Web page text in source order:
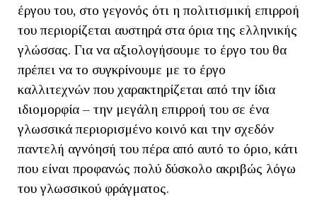
έργου του, στο γεγονός ότι η πολιτισμική επιρροή
του περιορίζεται αυστηρά στα όρια της ελληνικής
γλώσσας. Για να αξιολογήσουμε το έργο του θα
πρέπει να το συγκρίνουμε με το έργο
καλλιτεχνών που χαρακτηρίζεται από την ίδια
ιδιομορφία – την μεγάλη επιρροή του σε ένα
γλωσσικά περιορισμένο κοινό και την σχεδόν
παντελή αγνόησή του πέρα από αυτό το όριο, κάτι
που είναι προφανώς πολύ δύσκολο ακριβώς λόγω
του γλωσσικού φράγματος.